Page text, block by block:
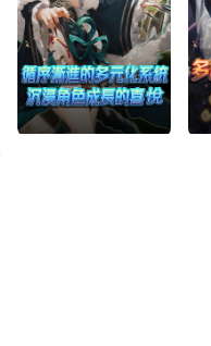
《異界勇者：惡魔在哪
夯的動作RPG遊戲，除
走位帶來的刺激快感，
息，讓玩遊戲不再綁架